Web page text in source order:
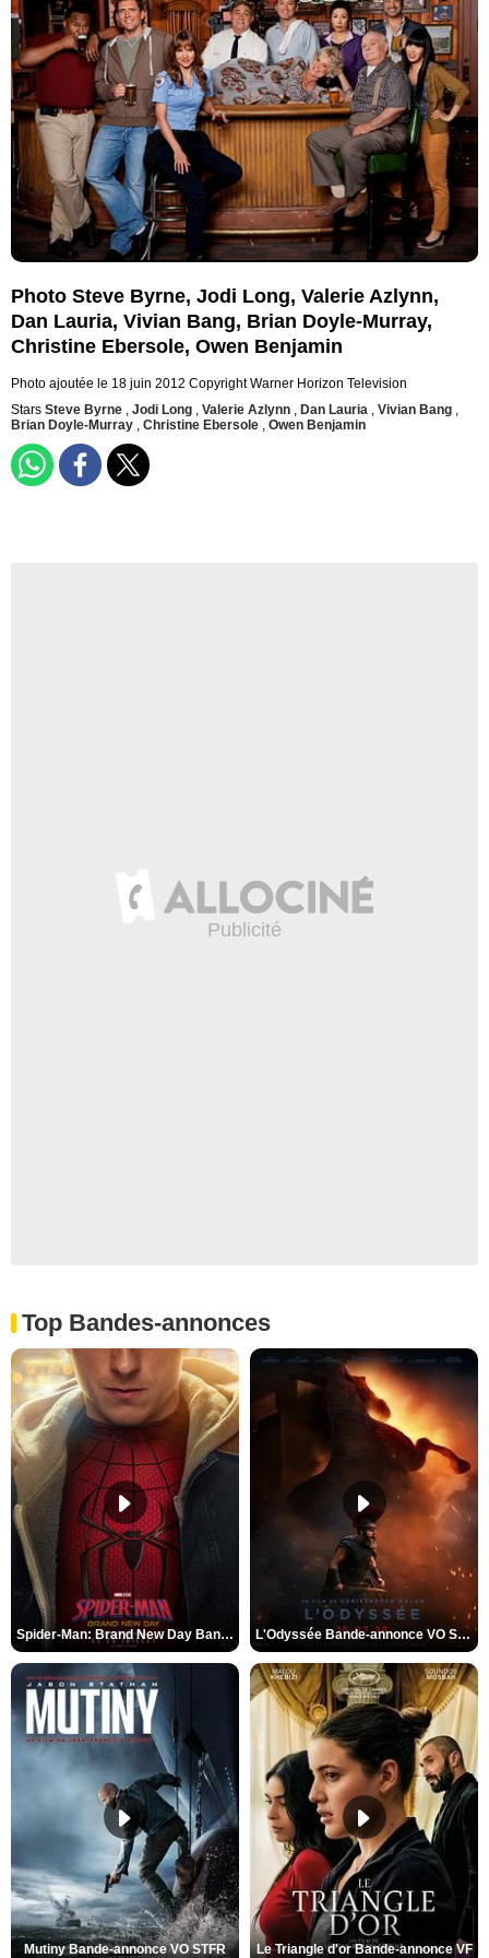
Photo Steve Byrne, Jodi Long, Valerie Azlynn,
Dan Lauria, Vivian Bang, Brian Doyle-Murray,
Christine Ebersole, Owen Benjamin
Photo ajoutée le 18 juin 2012 Copyright Warner Horizon Television
Stars Steve Byrne , Jodi Long , Valerie Azlynn , Dan Lauria , Vivian Bang ,
Brian Doyle-Murray , Christine Ebersole , Owen Benjamin
Top Bandes-annonces
Spider-Man: Brand New Day Bande-annonce VO STFR L'Odyssée Bande-annonce VO STFR
Mutiny Bande-annonce VO STFR Le Triangle d'or Bande-annonce VF